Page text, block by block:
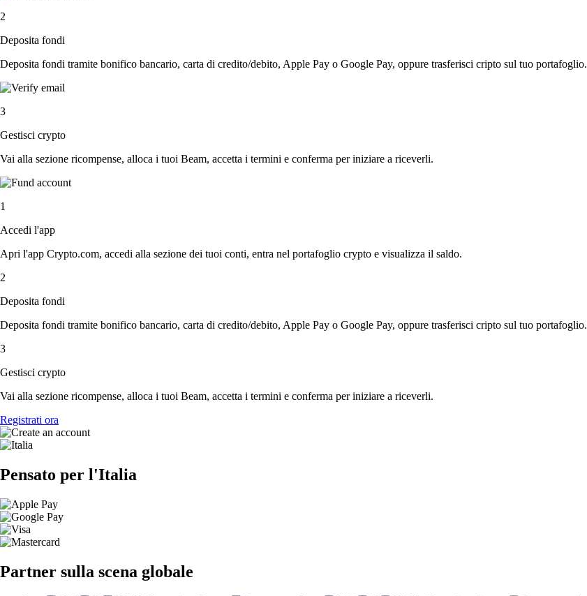
2
Deposita fondi
Deposita fondi tramite bonifico bancario, carta di credito/debito, Apple Pay o Google Pay, oppure trasferisci cripto sul tuo portafoglio.
3
Gestisci crypto
Vai alla sezione ricompense, alloca i tuoi Beam, accetta i termini e conferma per iniziare a riceverli.
1
Accedi l'app
Apri l'app Crypto.com, accedi alla sezione dei tuoi conti, entra nel portafoglio crypto e visualizza il saldo.
2
Deposita fondi
Deposita fondi tramite bonifico bancario, carta di credito/debito, Apple Pay o Google Pay, oppure trasferisci cripto sul tuo portafoglio.
3
Gestisci crypto
Vai alla sezione ricompense, alloca i tuoi Beam, accetta i termini e conferma per iniziare a riceverli.
Registrati ora
Pensato per l'Italia
Partner sulla scena globale